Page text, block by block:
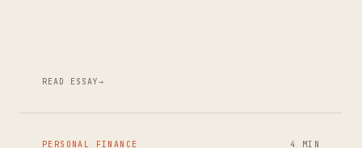
READ ESSAY→
PERSONAL FINANCE 4 MIN